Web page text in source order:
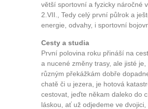
10 tipů
...
větší sportovní a fyzicky náročné
2.VII., Tedy celý první půlrok a
energie, odvahy, i sportovní
Cesty a studia
První polovina roku přináší na
a nucené změny trasy, ale jisté
různým překážkám dobře
chatě či u jezera, je hotová
cestovat, jeďte někam daleko do
láskou, ať už odjedeme ve